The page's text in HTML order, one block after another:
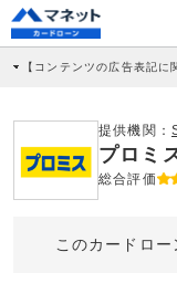
【コンテンツの広告表記に
社に対して企業から紹介報
商品を根拠なくPRするもの
どに基づき、公平性を担保
>提携企業一覧
提供機関：
プロミ
総合評価
このカードロー